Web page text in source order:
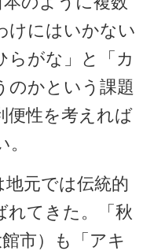
けにはいかない
らがな」と「カ
のかという課題
便性を考えれば
元では伝統的
れてきた。「秋
市）も「アキ